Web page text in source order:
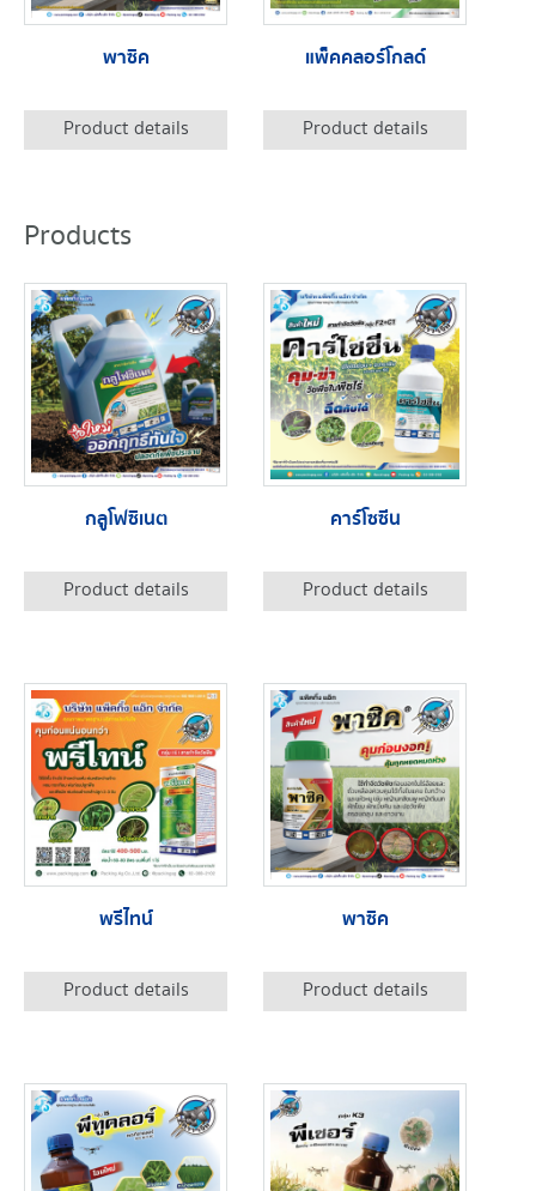
พาซิค
Product details
แพ็คคลอร์โกลด์
Product details
Products
กลูโฟซิเนต
Product details
คาร์โซซีน
Product details
พรีไทน์
Product details
พาซิค
Product details